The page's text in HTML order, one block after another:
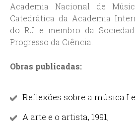
Academia Nacional de
Catedrática da Academia
do RJ e membro da
Progresso da Ciência.
Obras publicadas:
Reflexões sobre a música I e
A arte e o artista, 1991;